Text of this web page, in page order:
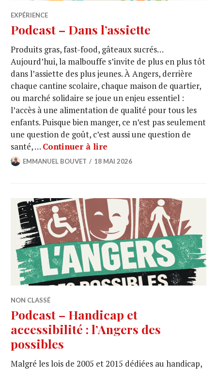
EXPÉRIENCE
Podcast – Dans l’assiette
Produits gras, fast-food, gâteaux sucrés…
Aujourd’hui, la malbouffe s’invite de plus en plus tôt
dans l’assiette des plus jeunes. À Angers, derrière
chaque cantine scolaire, chaque maison de quartier,
ou marché solidaire se joue un enjeu essentiel :
l’accès à une alimentation de qualité pour tous les
enfants. Puisque bien manger, ce n’est pas seulement
une question de goût, c’est aussi une question de
santé, … Continuer à lire
EMMANUEL BOUVET 18 MAI 2026
NON CLASSÉ
Podcast – Handicap et
accessibilité : l’Angers des
possibles
Malgré les lois de 2005 et 2015 dédiées au handicap,